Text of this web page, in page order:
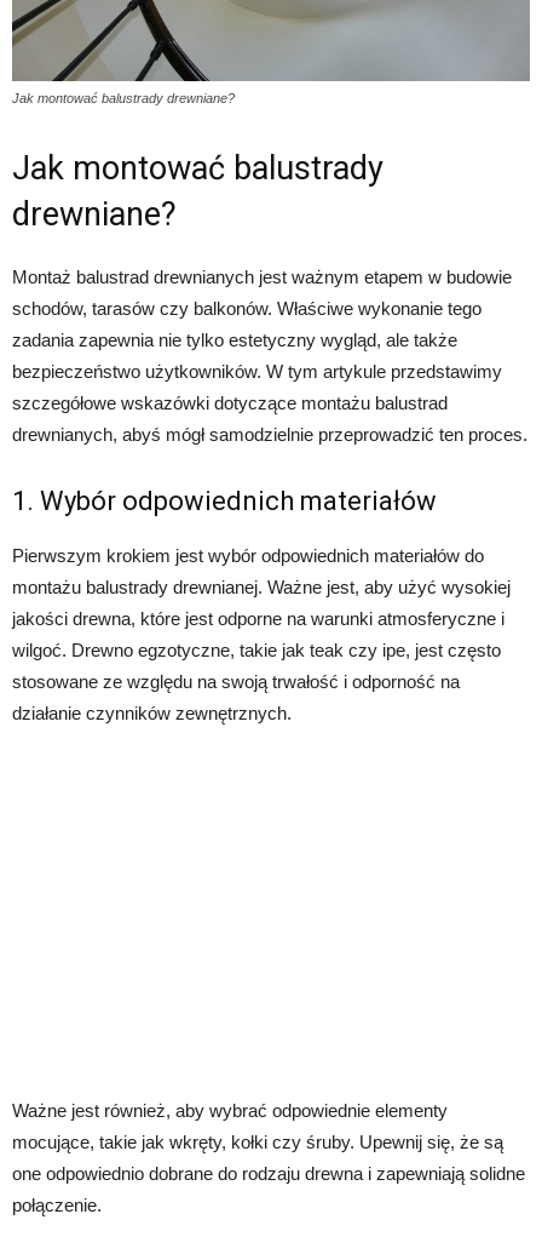
Jak montować balustrady drewniane?
Jak montować balustrady
drewniane?
Montaż balustrad drewnianych jest ważnym etapem w budowie
schodów, tarasów czy balkonów. Właściwe wykonanie tego
zadania zapewnia nie tylko estetyczny wygląd, ale także
bezpieczeństwo użytkowników. W tym artykule przedstawimy
szczegółowe wskazówki dotyczące montażu balustrad
drewnianych, abyś mógł samodzielnie przeprowadzić ten proces.
1. Wybór odpowiednich materiałów
Pierwszym krokiem jest wybór odpowiednich materiałów do
montażu balustrady drewnianej. Ważne jest, aby użyć wysokiej
jakości drewna, które jest odporne na warunki atmosferyczne i
wilgoć. Drewno egzotyczne, takie jak teak czy ipe, jest często
stosowane ze względu na swoją trwałość i odporność na
działanie czynników zewnętrznych.
Ważne jest również, aby wybrać odpowiednie elementy
mocujące, takie jak wkręty, kołki czy śruby. Upewnij się, że są
one odpowiednio dobrane do rodzaju drewna i zapewniają solidne
połączenie.